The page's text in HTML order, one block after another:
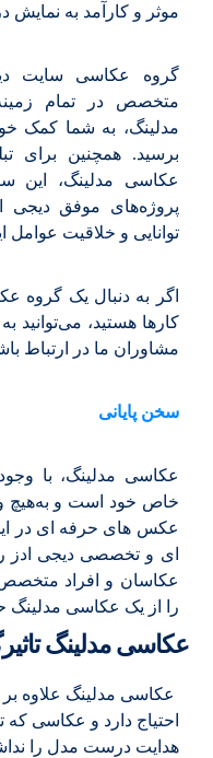
موثر و کارآمد به نمایش
گروه عکاسی سایت
متخصص در تمام
مدلینگ، به شما کمک
برسید. همچنین برای
عکاسی مدلینگ، این
پروژه‌های موفق دیجی
توانایی و خلاقیت
اگر به دنبال یک گروه
کارها هستید، می‌توانید
مشاوران ما در ارتباط
سخن پایانی
عکاسی مدلینگ، با
خاص خود است و به‌هیچ
عکس های حرفه ای در
ای و تخصصی دیجی ادز
عکاسان و افراد متخصص
را از یک عکاسی مدلینگ
عکاسی مدلینگ
عکاسی مدلینگ علاوه
احتیاج دارد و عکاسی که
هدایت درست مدل را